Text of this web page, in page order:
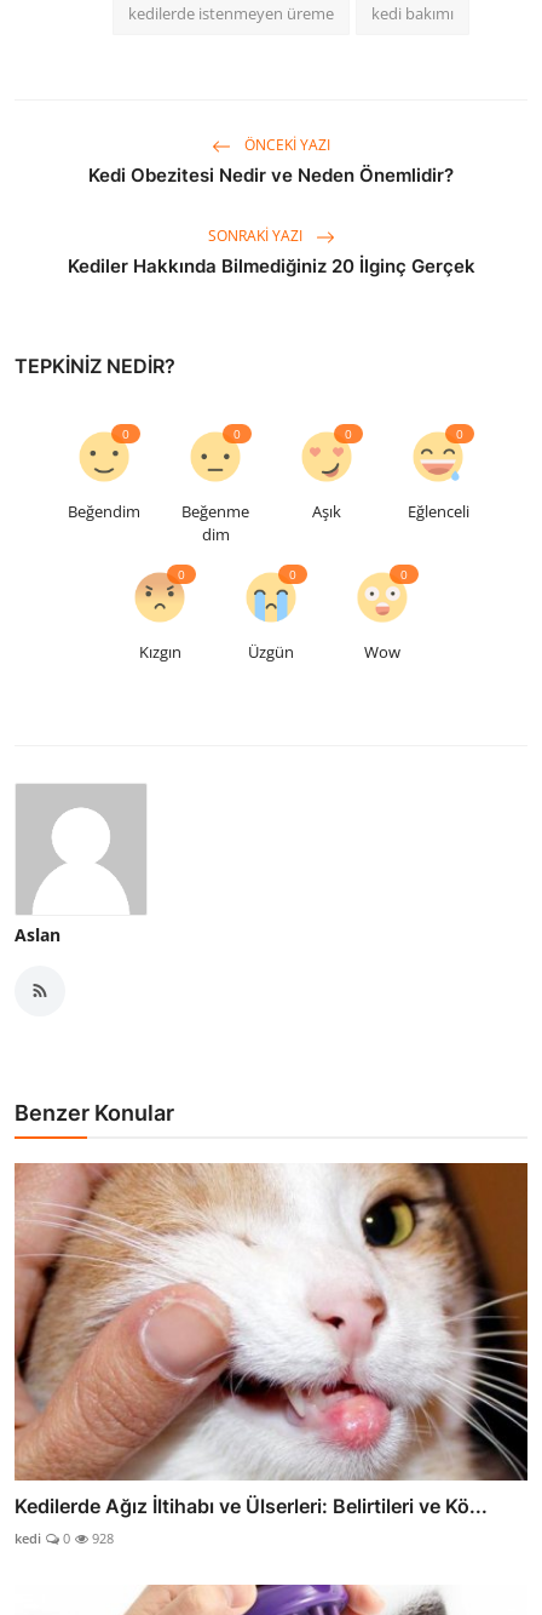
kedilerde istenmeyen üreme kedi bakımı
ÖNCEKI YAZI
Kedi Obezitesi Nedir ve Neden Önemlidir?
SONRAKI YAZI
Kediler Hakkında Bilmediğiniz 20 İlginç Gerçek
TEPKINIZ NEDIR?
Beğendim
0
Beğenme
dim
0
Aşık
0
Eğlenceli
0
Kızgın
0
Üzgün
0
Wow
0
Aslan
Benzer Konular
Kedilerde Ağız İltihabı ve Ülserleri: Belirtileri ve Kö...
kedi 0 928